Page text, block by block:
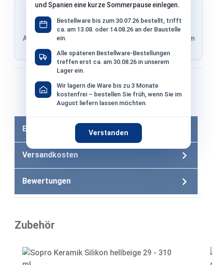
und Spanien eine kurze Sommerpause einlegen.
Bestellware bis zum 30.07.26 bestellt, trifft
ca. am 13.08. oder 14.08.26 an der Baustelle
ein.
Alle späteren Bestellware-Bestellungen
treffen erst ca. am 30.08.26 in unserem
Lager ein.
Wir lagern die Ware bis zu 3 Monate
kostenfrei – bestellen Sie früh, wenn Sie im
August liefern lassen möchten.
Verstanden
Adresse von Klarna, Versand wird im finalen Schritt im
Bei Bezahlung per Vorkasse −2% Skonto
Eigenschaften
Versandkosten
Bewertungen
Zubehör